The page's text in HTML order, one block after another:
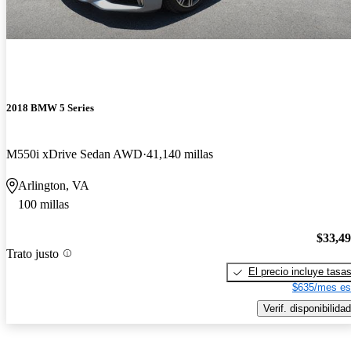
2018 BMW 5 Series
M550i xDrive Sedan AWD 41,140 millas
Arlington, VA
100 millas
Trato justo
El precio incluye tasas
$635/mes
Verif. disponibilidad